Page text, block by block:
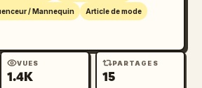
/ Mannequin Article de mode
VUES
1.4K
PARTAGES
15